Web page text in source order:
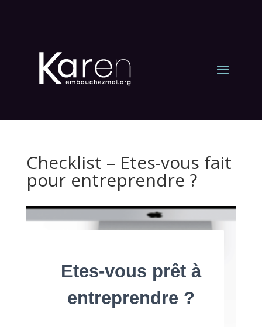
Checklist – Etes-vous fait
pour entreprendre ?